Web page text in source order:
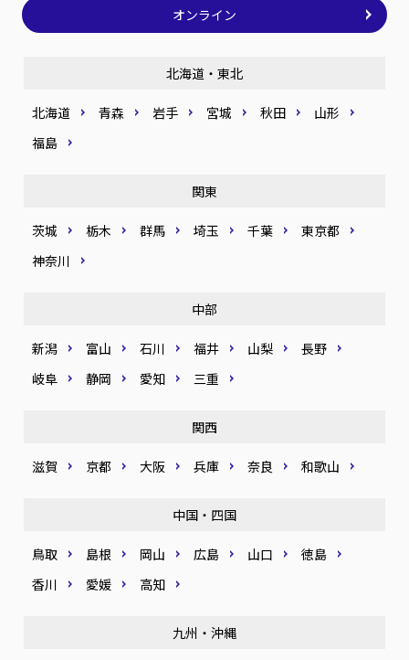
オンライン
北海道・東北
北海道 青森 岩手 宮城 秋田
山形
福島
関東
茨城 栃木 群馬 埼玉 千葉
東京都
神奈川
中部
新潟 富山 石川 福井 山梨
長野
岐阜
静岡 愛知 三重
関西
滋賀 京都 大阪 兵庫 奈良 和歌山
中国・四国
鳥取 島根 岡山 広島 山口
徳島
香川
愛媛 高知
九州・沖縄